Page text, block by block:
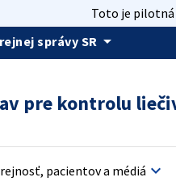
Toto je pilotná
správy SR arrow_drop_down
pre kontrolu
pacientov a médiá keyboard_arrow_down